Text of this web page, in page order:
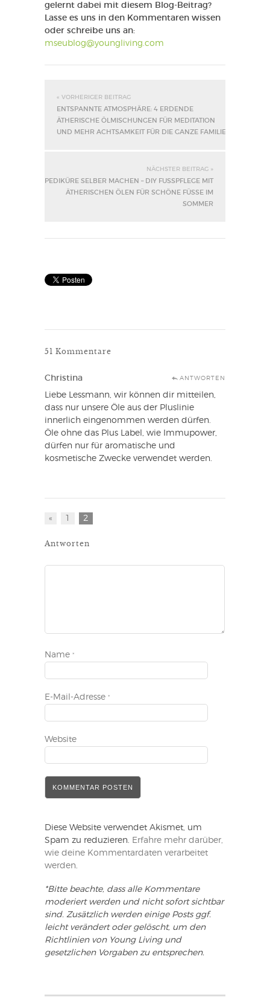
gelernt dabei mit diesem Blog-Beitrag?
Lasse es uns in den Kommentaren wissen
oder schreibe uns an:
mseublog@youngliving.com
« VORHERIGER BEITRAG
ENTSPANNTE ATMOSPHÄRE: 4 ERDENDE
ÄTHERISCHE ÖLMISCHUNGEN FÜR MEDITATION
UND MEHR ACHTSAMKEIT FÜR DIE GANZE FAMILIE
NÄCHSTER BEITRAG »
PEDIKÜRE SELBER MACHEN – DIY FUSSPFLEGE MIT Ä
THERISCHEN ÖLEN FÜR SCHÖNE FÜSSE IM SO
MMER
51 Kommentare
Christina ANTWORTEN
Liebe Lessmann, wir können dir mitteilen,
dass nur unsere Öle aus der Pluslinie
innerlich eingenommen werden dürfen.
Öle ohne das Plus Label, wie Immupower,
dürfen nur für aromatische und
kosmetische Zwecke verwendet werden.
« 2
Antworten
Name *
E-Mail-Adresse *
Website
Diese Website verwendet Akismet, um
Spam zu reduzieren. Erfahre mehr darüber,
wie deine Kommentardaten verarbeitet
werden.
*Bitte beachte, dass alle Kommentare
moderiert werden und nicht sofort sichtbar
sind. Zusätzlich werden einige Posts ggf.
leicht verändert oder gelöscht, um den
Richtlinien von Young Living und
gesetzlichen Vorgaben zu entsprechen.